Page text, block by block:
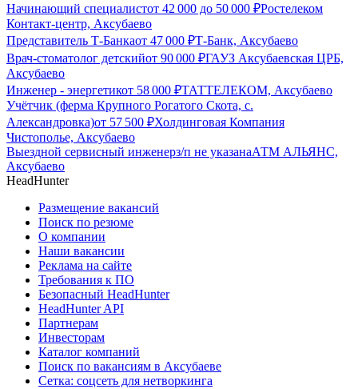
Начинающий специалистот 42 000 до 50 000 ₽Ростелеком
Контакт-центр, Аксубаево
Представитель Т-Банкаот 47 000 ₽Т-Банк, Аксубаево
Врач-стоматолог детскийот 90 000 ₽ГАУЗ Аксубаевская ЦРБ,
Аксубаево
Инженер - энергетикот 58 000 ₽ТАТТЕЛЕКОМ, Аксубаево
Учётчик (ферма Крупного Рогатого Скота, с.
Александровка)от 57 500 ₽Холдинговая Компания
Чистополье, Аксубаево
Выездной сервисный инженерз/п не указанаАТМ АЛЬЯНС,
Аксубаево
HeadHunter
Размещение вакансий
Поиск по резюме
О компании
Наши вакансии
Реклама на сайте
Требования к ПО
Безопасный HeadHunter
HeadHunter API
Партнерам
Инвесторам
Каталог компаний
Поиск по вакансиям в Аксубаеве
Сетка: соцсеть для нетворкинга